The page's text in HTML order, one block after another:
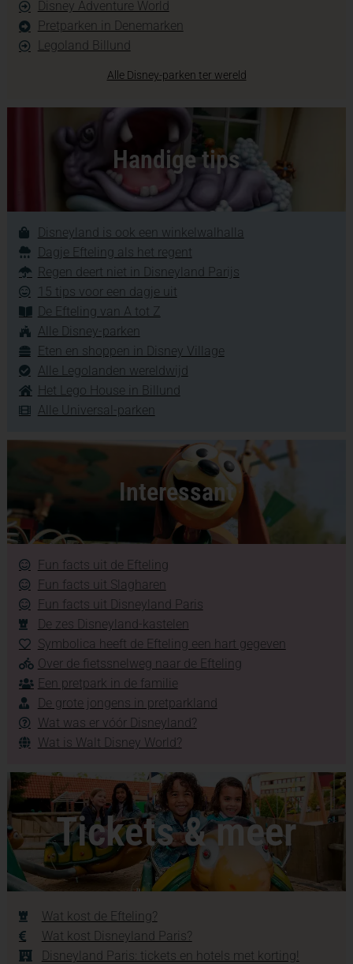
Disney Adventure World
Pretparken in Denemarken
Legoland Billund
Alle Disney-parken ter wereld
Handige tips
Disneyland is ook een winkelwalhalla
Dagje Efteling als het regent
Regen deert niet in Disneyland Parijs
15 tips voor een dagje uit
De Efteling van A tot Z
Alle Disney-parken
Eten en shoppen in Disney Village
Alle Legolanden wereldwijd
Het Lego House in Billund
Alle Universal-parken
Interessant
Fun facts uit de Efteling
Fun facts uit Slagharen
Fun facts uit Disneyland Paris
De zes Disneyland-kastelen
Symbolica heeft de Efteling een hart gegeven
Over de fietssnelweg naar de Efteling
Een pretpark in de familie
De grote jongens in pretparkland
Wat was er vóór Disneyland?
Wat is Walt Disney World?
Tickets & meer
Wat kost de Efteling?
Wat kost Disneyland Paris?
Disneyland Paris: tickets en hotels met korting!